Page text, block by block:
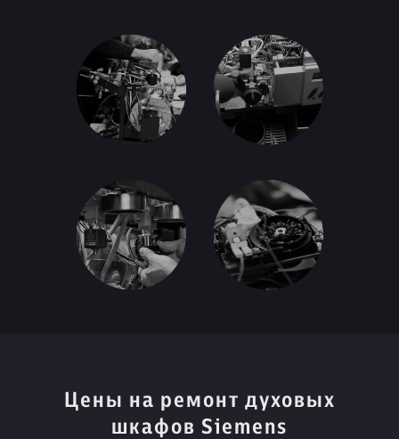
Цены на ремонт духовых
шкафов Siemens